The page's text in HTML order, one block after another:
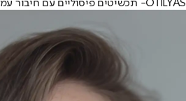
OTILYAS- תכשיטים פיסוליים עם חיבור